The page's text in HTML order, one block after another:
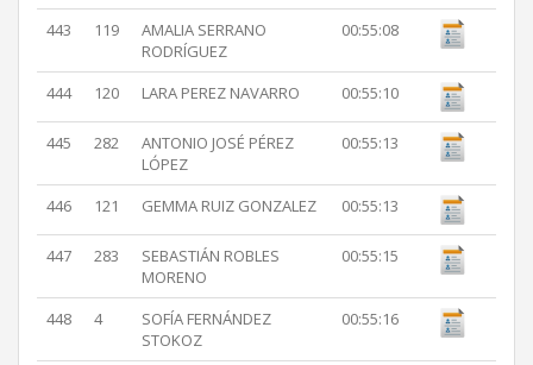
443 119
AMALIA SERRANO
RODRÍGUEZ
00:55:08
444 120 LARA PEREZ NAVARRO 00:55:10
445 282
ANTONIO JOSÉ PÉREZ
LÓPEZ
00:55:13
446 121 GEMMA RUIZ GONZALEZ 00:55:13
447 283
SEBASTIÁN ROBLES
MORENO
00:55:15
448 4
SOFÍA FERNÁNDEZ
STOKOZ
00:55:16